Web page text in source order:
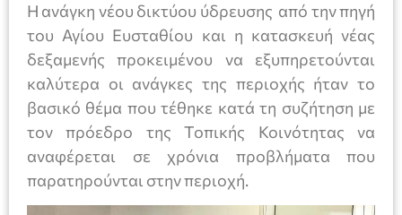
Η ανάγκη νέου δικτύου ύδρευσης από την πηγή
του Αγίου Ευσταθίου και η κατασκευή νέας
δεξαμενής προκειμένου να εξυπηρετούνται
καλύτερα οι ανάγκες της περιοχής ήταν το
βασικό θέμα που τέθηκε κατά τη συζήτηση με
τον πρόεδρο της Τοπικής Κοινότητας να
αναφέρεται σε χρόνια προβλήματα που
παρατηρούνται στην περιοχή.